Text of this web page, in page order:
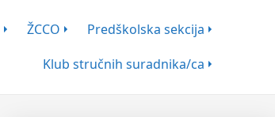
ŽCCO
Predškolska sekcija
Klub stručnih suradnika/ca